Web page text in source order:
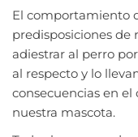
El comportamiento
predisposiciones de
adiestrar al perro
al respecto y lo
consecuencias en
nuestra mascota.